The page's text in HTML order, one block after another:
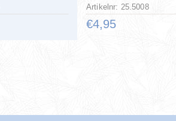
Artikelnr: 25.5008
€4,95